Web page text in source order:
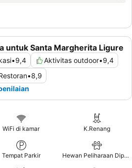
untuk Santa Margherita Ligure
•9,4 Aktivitas outdoor•9,4
•8,9
WiFi di kamar K.Renang
Tempat Parkir Hewan Peliharaan Diperbolehkan